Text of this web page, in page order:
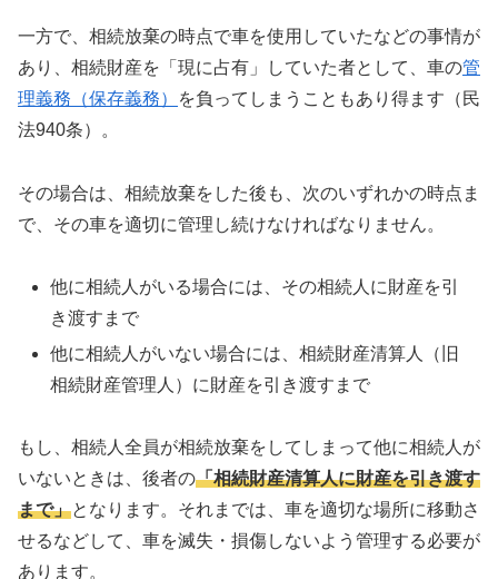
一方で、相続放棄の時点で車を使用していたなどの事情が
あり、相続財産を「現に占有」していた者として、車の管
理義務（保存義務）
を負ってしまうこともあり得ます（民
法940条）。
その場合は、相続放棄をした後も、次のいずれかの時点ま
で、その車を適切に管理し続けなければなりません。
他に相続人がいる場合には、その相続人に財産を引
き渡すまで
他に相続人がいない場合には、相続財産清算人（旧
相続財産管理人）に財産を引き渡すまで
もし、相続人全員が相続放棄をしてしまって他に相続人が
いないときは、後者の「相続財産清算人に財産を引き渡す
まで」となります。それまでは、車を適切な場所に移動さ
せるなどして、車を滅失・損傷しないよう管理する必要が
あります。